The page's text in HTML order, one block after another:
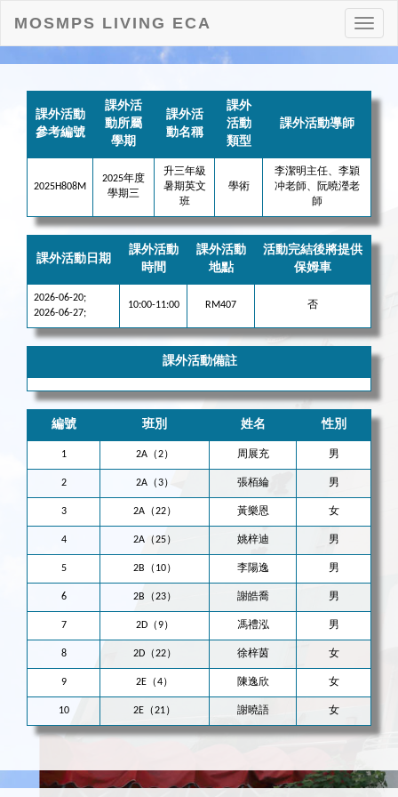
打
開
MOSMPS LIVING ECA
課外活動
參考編號
課外活
動所屬
學期
課外活
動名稱
課外
活動
類型
課外活動導師
2025H808M
2025年度
學期三
升三年級
暑期英文
班
學術
李潔明主任、李穎
冲老師、阮曉瀅老
師
課外活動日期
課外活動
時間
課外活動
地點
活動完結後將提供
保姆車
2026-06-20;
2026-06-27;
10:00-11:00 RM407 否
課外活動備註
編號 班別 姓名 性別
1 2A（2） 周展充 男
2 2A（3） 張栢綸 男
3 2A（22） 黃樂恩 女
4 2A（25） 姚梓迪 男
5 2B（10） 李陽逸 男
6 2B（23） 謝皓喬 男
7 2D（9） 馮禮泓 男
8 2D（22） 徐梓茵 女
9 2E（4） 陳逸欣 女
10 2E（21） 謝曉語 女